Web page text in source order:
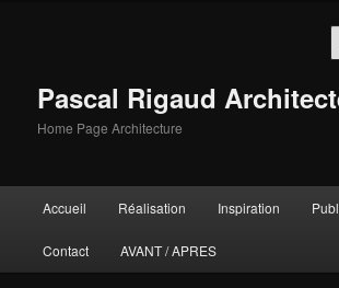
Pascal Rigaud
Home Page Architecture
Skip to primary content
Skip to secondary content
Accueil Réalisation Inspiration
Contact AVANT / APRES